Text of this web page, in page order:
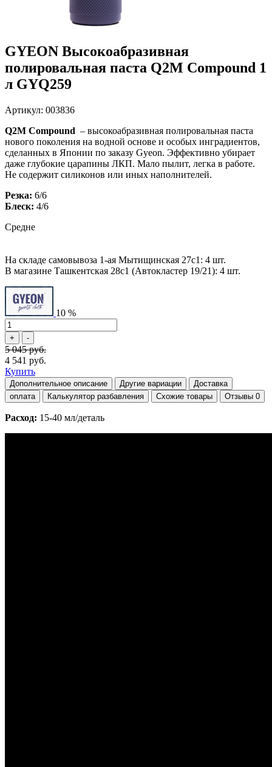
GYEON Высокоабразивная
полировальная паста Q2M Compound 1
л GYQ259
Артикул: 003836
Q2M Compound – высокоабразивная полировальная паста
нового поколения на водной основе и особых инградиентов,
сделанных в Японии по заказу Gyeon. Эффективно убирает
даже глубокие царапины ЛКП. Мало пылит, легка в работе.
Не содержит силиконов или иных наполнителей.
Резка: 6/6
Блеск: 4/6
Средне
На складе самовывоза 1-ая Мытищинская 27с1: 4 шт.
В магазине Ташкентская 28с1 (Автокластер 19/21): 4 шт.
10 %
5 045 руб.
4 541 руб.
Купить
Дополнительное описание Другие вариации
Доставка
оплата
Калькулятор разбавления Схожие товары Отзывы 0
Расход: 15-40 мл/деталь